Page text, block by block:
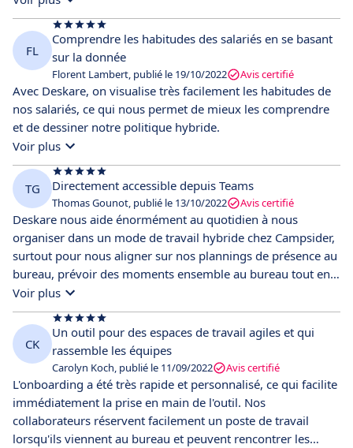
pratique du flex-office. L’outil est ultra simple à configurer et
utiliser au quotidien, intégré à nos outils et a été très
facilement adopté par toute l’entreprise. Je recommande !
FL
Comprendre les habitudes des salariés en se basant
sur la donnée
Florent Lambert, publié le 19/10/2022 Avis certifié
Avec Deskare, on visualise très facilement les habitudes de
nos salariés, ce qui nous permet de mieux les comprendre
et de dessiner notre politique hybride.
Voir plus
TG Directement accessible depuis Teams
Thomas Gounot, publié le 13/10/2022 Avis certifié
Deskare nous aide énormément au quotidien à nous
organiser dans un mode de travail hybride chez Campsider,
surtout pour nous aligner sur nos plannings de présence au
bureau, prévoir des moments ensemble au bureau tout en
laissant une certaine liberté à nos collaborateurs sur leur
planning de télétravail. Le plus de Deskare ? L’outil est
directement accessible depuis Teams en tant qu’application
Teams avec un système de rappel efficace, et n’est donc pas
du tout un outil en plus et cela garantit une adoption ultra
simplifiée
Voir plus
CK
Un outil pour des espaces de travail agiles et qui
rassemble les équipes
Carolyn Koch, publié le 11/09/2022 Avis certifié
L'onboarding a été très rapide et personnalisé, ce qui facilite
immédiatement la prise en main de l'outil. Nos
collaborateurs réservent facilement un poste de travail
lorsqu'ils viennent au bureau et peuvent rencontrer les